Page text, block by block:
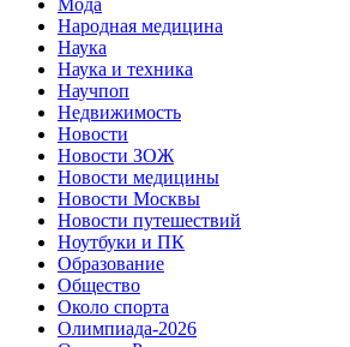
Народная медицина
Наука
Наука и техника
Научпоп
Недвижимость
Новости
Новости ЗОЖ
Новости медицины
Новости Москвы
Новости путешествий
Ноутбуки и ПК
Образование
Общество
Около спорта
Олимпиада-2026